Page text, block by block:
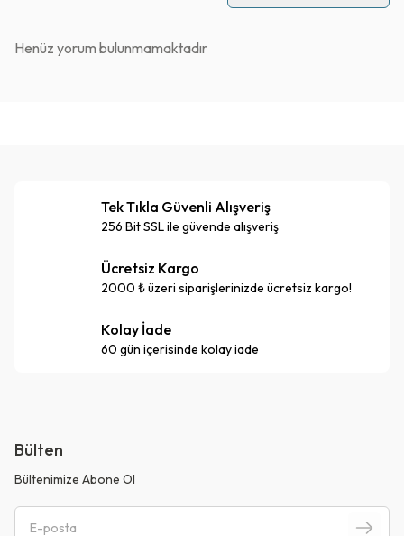
Henüz yorum bulunmamaktadır
Tek Tıkla Güvenli Alışveriş
256 Bit SSL ile güvende alışveriş
Ücretsiz Kargo
2000 ₺ üzeri siparişlerinizde ücretsiz kargo!
Kolay İade
60 gün içerisinde kolay iade
Bülten
Bültenimize Abone Ol